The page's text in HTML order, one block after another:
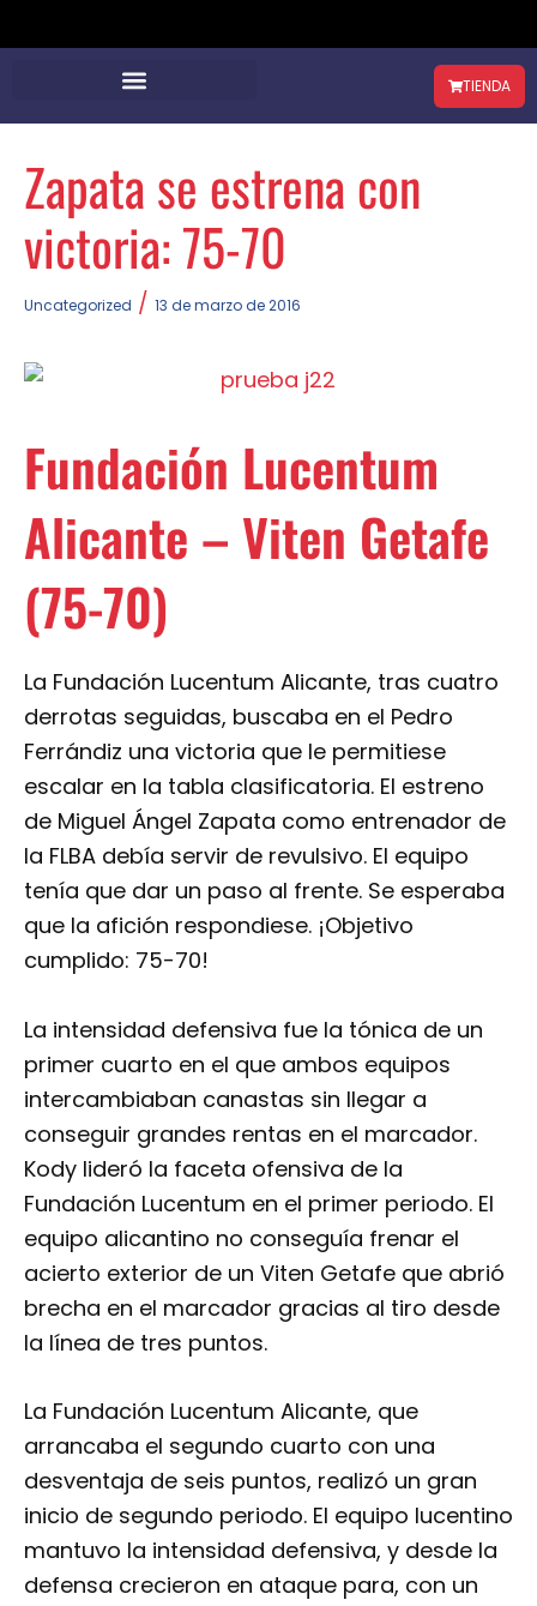
TIENDA
Zapata se estrena con
victoria: 75-70
Uncategorized / 13 de marzo de 2016
Fundación Lucentum
Alicante – Viten Getafe
(75-70)
La Fundación Lucentum Alicante, tras cuatro
derrotas seguidas, buscaba en el Pedro
Ferrándiz una victoria que le permitiese
escalar en la tabla clasificatoria. El estreno
de Miguel Ángel Zapata como entrenador de
la FLBA debía servir de revulsivo. El equipo
tenía que dar un paso al frente. Se esperaba
que la afición respondiese. ¡Objetivo
cumplido: 75-70!
La intensidad defensiva fue la tónica de un
primer cuarto en el que ambos equipos
intercambiaban canastas sin llegar a
conseguir grandes rentas en el marcador.
Kody lideró la faceta ofensiva de la
Fundación Lucentum en el primer periodo. El
equipo alicantino no conseguía frenar el
acierto exterior de un Viten Getafe que abrió
brecha en el marcador gracias al tiro desde
la línea de tres puntos.
La Fundación Lucentum Alicante, que
arrancaba el segundo cuarto con una
desventaja de seis puntos, realizó un gran
inicio de segundo periodo. El equipo lucentino
mantuvo la intensidad defensiva, y desde la
defensa crecieron en ataque para, con un